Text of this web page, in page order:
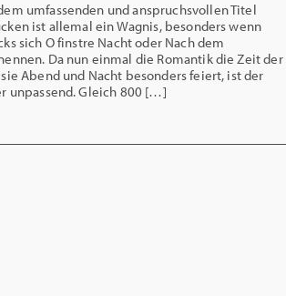
umfassenden und anspruchsvollen Titel
ist allemal ein Wagnis, besonders wenn
sich O finstre Nacht oder Nach dem
Da nun einmal die Romantik die Zeit der
Abend und Nacht besonders feiert, ist der
unpassend. Gleich 800 […]